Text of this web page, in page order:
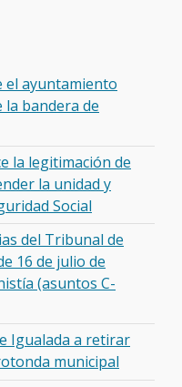
el ayuntamiento
la bandera de
la legitimación de
la unidad y
Social
del Tribunal de
16 de julio de
(asuntos C-
Igualada a retirar
municipal